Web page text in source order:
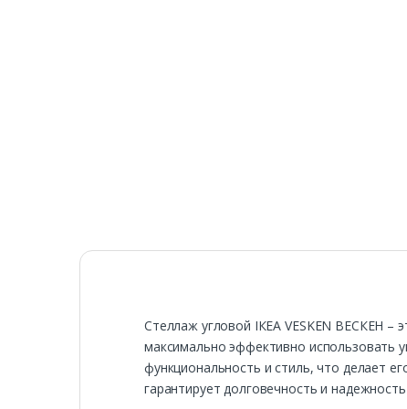
Стеллаж угловой ІКЕА VESKEN ВЕСКЕН –
максимально эффективно использовать
функциональность и стиль, что делает
гарантирует долговечность и